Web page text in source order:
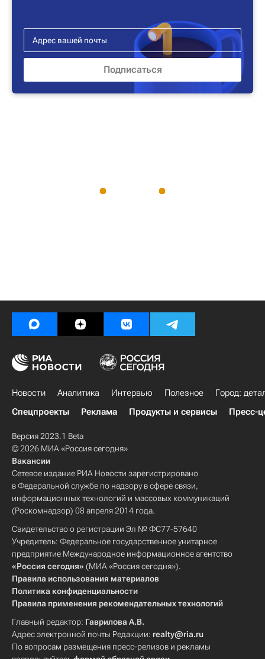
Новости Аналитика Интервью Полезное
Город:
Спецпроекты
Реклама Продукты и сервисы Пресс-
Версия 2023.1 Beta
© 2026 МИА «Россия сегодня»
Вакансии
Сетевое издание РИА Новости зарегистрировано
в Федеральной службе по надзору в сфере связи,
информационных технологий и массовых коммуникаций
(Роскомнадзор) 08 апреля 2014 года.
Свидетельство о регистрации Эл № ФС77-57640
Учредитель: Федеральное государственное унитарное
предприятие Международное информационное агентство
«Россия сегодня» (МИА «Россия сегодня»).
Правила использования материалов
Политика конфиденциальности
Правила применения рекомендательных технологий
Главный редактор: Гаврилова А.В.
Адрес электронной почты Редакции: realty@ria.ru
По вопросам размещения пресс-релизов и рекламы